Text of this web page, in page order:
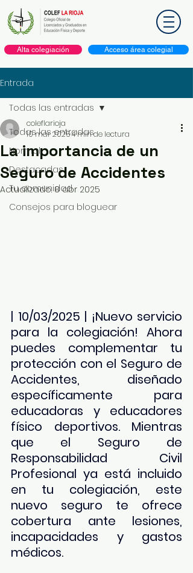
Alta colegiación Acceso área colegial
Entrada
Todas las entradas
Normal
Destacadas
Tu comunidad
Consejos para bloguear
Todas las entradas
La importancia de un
Seguro de Accidentes
coleflarioja
10 mar 20254 min de lectura
Actualizado:8 abr 2025
| 10/03/2025 | ¡Nuevo servicio
para la colegiación! Ahora
puedes complementar tu
protección con el Seguro de
Accidentes, diseñado
específicamente para
educadoras y educadores
físico deportivos. Mientras
que el Seguro de
Responsabilidad Civil
Profesional ya está incluido
en tu colegiación, este
nuevo seguro te ofrece
cobertura ante lesiones,
incapacidades y gastos
médicos.